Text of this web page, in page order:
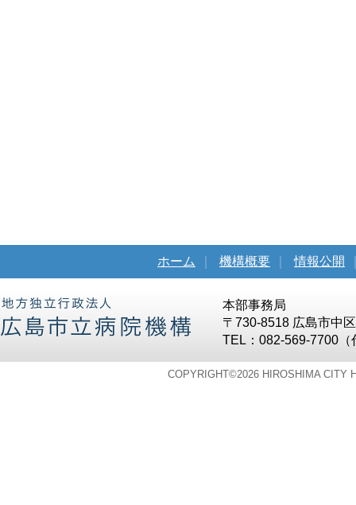
ホーム 機構概要 情報公開
本部事務局
〒730-8518 広島市中
TEL：082-569-7700
COPYRIGHT©2026 HIROSHIMA CITY